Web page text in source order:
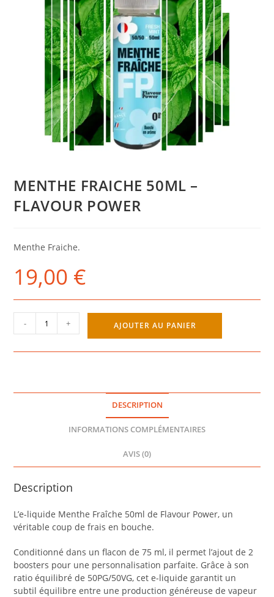
MENTHE FRAICHE 50ML –
FLAVOUR POWER
Menthe Fraiche.
19,00 €
quantité
de
FLAVOUR
- + AJOUTER AU PANIER
DESCRIPTION
INFORMATIONS COMPLÉMENTAIRES
AVIS (0)
Description
L’e-liquide Menthe Fraîche 50ml de Flavour Power, un
véritable coup de frais en bouche.
Conditionné dans un flacon de 75 ml, il permet l’ajout de 2
boosters pour une personnalisation parfaite. Grâce à son
ratio équilibré de 50PG/50VG, cet e-liquide garantit un
subtil équilibre entre une production généreuse de vapeur